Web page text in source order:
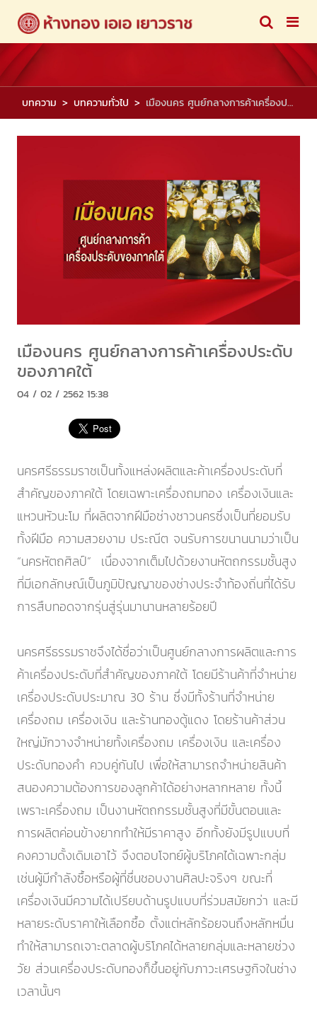
บทความ บทความทั่วไป เมืองนคร ศูนย์กลางการค้าเครื่องประดับของภาคใต้
เมืองนคร ศูนย์กลางการค้าเครื่องประดับ
ของภาคใต้
04 / 02 / 2562 15:38
นครศรีธรรมราชเป็นทั้งแหล่งผลิตและค้าเครื่องประดับที่
สำคัญของภาคใต้ โดยเฉพาะเครื่องถมทอง เครื่องเงินและ
แหวนหัวนะโม ที่ผลิตจากฝีมือช่างชาวนครซึ่งเป็นที่ยอมรับ
ทั้งฝีมือ ความสวยงาม ประณีต จนรับการขนานนามว่าเป็น
“นครหัตถศิลป์” เนื่องจากเต็มไปด้วยงานหัตถกรรมชั้นสูง
ที่มีเอกลักษณ์เป็นภูมิปัญญาของช่างประจำท้องถิ่นที่ได้รับ
การสืบทอดจากรุ่นสู่รุ่นมานานหลายร้อยปี
นครศรีธรรมราชจึงได้ชื่อว่าเป็นศูนย์กลางการผลิตและการ
ค้าเครื่องประดับที่สำคัญของภาคใต้ โดยมีร้านค้าที่จำหน่าย
เครื่องประดับประมาณ 30 ร้าน ซึ่งมีทั้งร้านที่จำหน่าย
เครื่องถม เครื่องเงิน และร้านทองตู้แดง โดยร้านค้าส่วน
ใหญ่มักวางจำหน่ายทั้งเครื่องถม เครื่องเงิน และเครื่อง
ประดับทองคำ ควบคู่กันไป เพื่อให้สามารถจำหน่ายสินค้า
สนองความต้องการของลูกค้าได้อย่างหลากหลาย ทั้งนี้
เพราะเครื่องถม เป็นงานหัตถกรรมชั้นสูงที่มีขั้นตอนและ
การผลิตค่อนข้างยากทำให้มีราคาสูง อีกทั้งยังมีรูปแบบที่
คงความดั้งเดิมเอาไว้ จึงตอบโจทย์ผู้บริโภคได้เฉพาะกลุ่ม
เช่นผู้มีกำลังซื้อหรือผู้ที่ชื่นชอบงานศิลปะจริงๆ ขณะที่
เครื่องเงินมีความได้เปรียบด้านรูปแบบที่ร่วมสมัยกว่า และมี
หลายระดับราคาให้เลือกซื้อ ตั้งแต่หลักร้อยจนถึงหลักหมื่น
ทำให้สามารถเจาะตลาดผู้บริโภคได้หลายกลุ่มและหลายช่วง
วัย ส่วนเครื่องประดับทองก็ขึ้นอยู่กับภาวะเศรษฐกิจในช่าง
เวลานั้นๆ